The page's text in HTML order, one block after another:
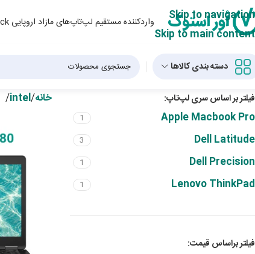
Skip to navigation
Skip to main content
واردکننده مستقیم لپ‌تاپ‌های مازاد اروپایی Over Stock و لپ‌تاپ‌ استوک از دبی
دسته بندی کالاها
فیلتر بر اساس سری لپ‌تاپ:
Apple Macbook Pro
1
Dell Latitude
3
Dell Precision
1
Lenovo ThinkPad
1
فیلتر براساس قیمت:
خانه/
intel
/